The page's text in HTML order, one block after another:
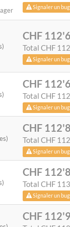
Signaler un bug
CHF
Total CHF
Signaler un bug
CHF
Total CHF
Signaler un bug
CHF
Total CHF
Signaler un bug
CHF
Total CHF
Signaler un bug
CHF